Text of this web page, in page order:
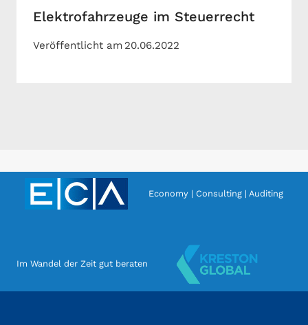
Elektrofahrzeuge im Steuerrecht
Veröffentlicht am 20.06.2022
Economy | Consulting | Auditing
Im Wandel der Zeit gut beraten